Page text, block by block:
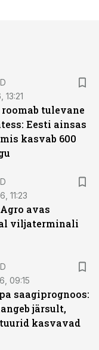
13:21
tulevane
Eesti ainsas
kasvab 600
11:23
avas
viljaterminali
09:15
saagiprognoos:
järsult,
kasvavad